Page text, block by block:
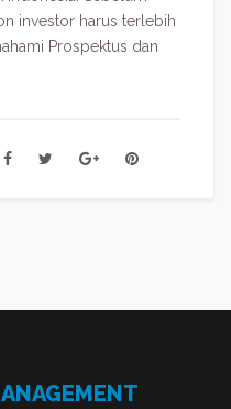
investor harus terlebih
Prospektus dan